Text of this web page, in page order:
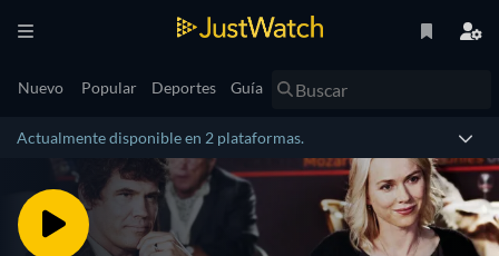
Nuevo Popular Deportes Guía
Actualmente disponible en 2 plataformas.